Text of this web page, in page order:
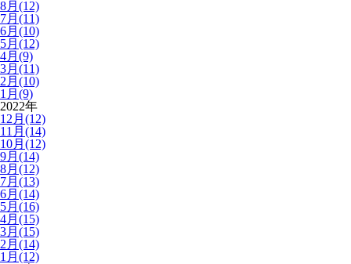
8月(12)
7月(11)
6月(10)
5月(12)
4月(9)
3月(11)
2月(10)
1月(9)
2022年
12月(12)
11月(14)
10月(12)
9月(14)
8月(12)
7月(13)
6月(14)
5月(16)
4月(15)
3月(15)
2月(14)
1月(12)